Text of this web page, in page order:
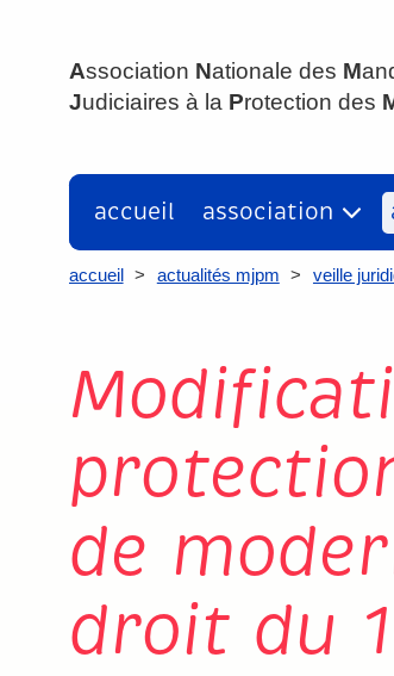
Association Nationale des M
Judiciaires à la Protection des
accueil association
accueil > actualités mjpm > veille
de
droit du